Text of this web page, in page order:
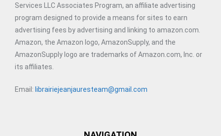
Services LLC Associates Program, an affiliate advertising
program designed to provide a means for sites to earn
advertising fees by advertising and linking to amazon.com.
Amazon, the Amazon logo, AmazonSupply, and the
AmazonSupply logo are trademarks of Amazon.com, Inc. or
its affiliates.
Email: librairiejeanjauresteam@gmail.com